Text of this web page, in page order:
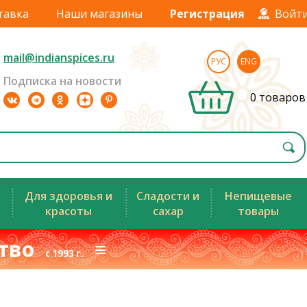
Наши магазины Регистрация
mail@indianspices.ru
Подписка на новости
РУС ENG
0 товаров
Для здоровья и
красоты
Сладости и
сахар
Непищевые
товары
с 1993 г.≡